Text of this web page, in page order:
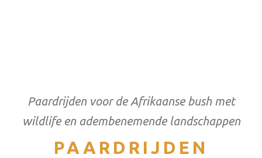
Paardrijden voor de Afrikaanse bush met
wildlife en adembenemende landschappen
PAARDRIJDEN